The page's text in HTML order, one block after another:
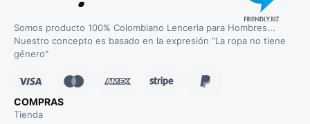
Somos producto 100% Colombiano Lenceria para Hombres...
Nuestro concepto es basado en la expresión “La ropa no tiene
género"
COMPRAS
Tienda